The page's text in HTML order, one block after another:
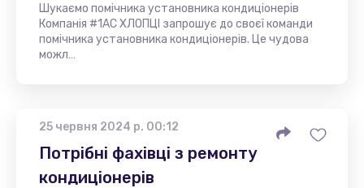
Шукаємо помічника установника кондиціонерів
Компанія #1AC ХЛОПЦІ запрошує до своєї команди
помічника установника кондиціонерів. Це чудова
можл…
25 червня 2024 р. 00:12
Потрібні фахівці з ремонту
кондиціонерів